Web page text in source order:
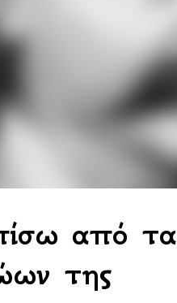
πίσω από τα
της